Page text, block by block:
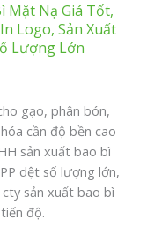
Mặt Nạ Giá Tốt,
Logo, Sản Xuất
Lượng Lớn
gạo, phân bón,
cần độ bền cao
sản xuất bao bì
dệt số lượng lớn,
sản xuất bao bì
độ.